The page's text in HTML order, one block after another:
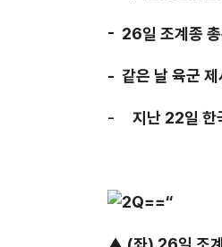
- 26일 조계종
- 같은 날 육군 제
- 지난 22일 한